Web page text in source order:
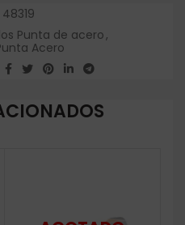
48319
Punta de acero,
Acero